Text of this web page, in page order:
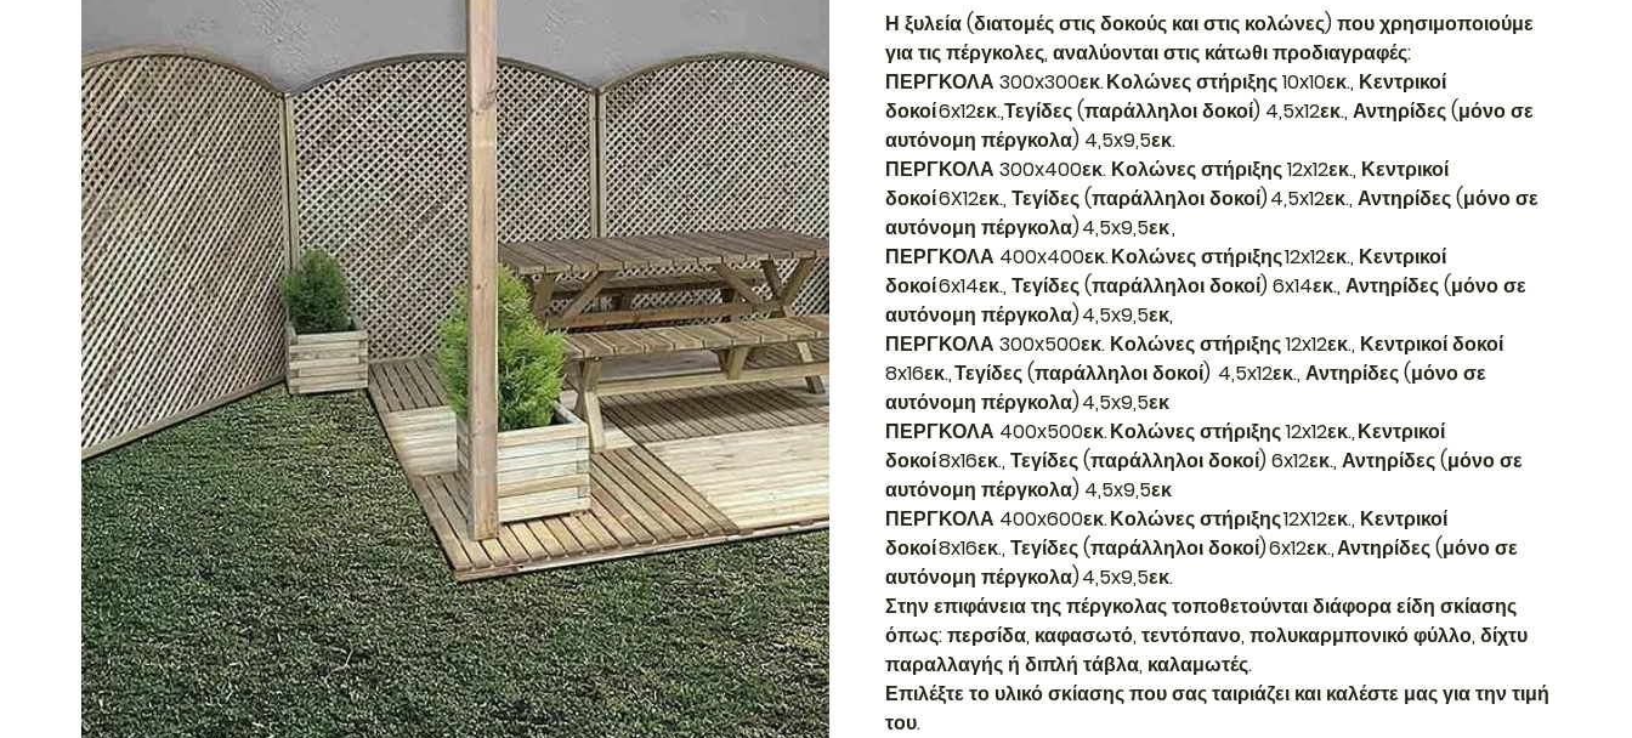
Η ξυλεία (διατομές στις δοκούς και στις κολώνες) που χρησιμοποιούμε
για τις πέργκολες, αναλύονται στις κάτωθι προδιαγραφές:
ΠΕΡΓΚΟΛΑ 300x300εκ. Κολώνες στήριξης 10x10εκ., Κεντρικοί
δοκοί 6x12εκ.,Τεγίδες (παράλληλοι δοκοί) 4,5x12εκ., Αντηρίδες (μόνο σε
αυτόνομη πέργκολα) 4,5x9,5εκ.
ΠΕΡΓΚΟΛΑ 300x400εκ. Κολώνες στήριξης 12x12εκ., Κεντρικοί
δοκοί 6X12εκ., Τεγίδες (παράλληλοι δοκοί) 4,5x12εκ., Αντηρίδες (μόνο σε
αυτόνομη πέργκολα) 4,5x9,5εκ ,
ΠΕΡΓΚΟΛΑ 400x400εκ. Κολώνες στήριξης 12x12εκ., Κεντρικοί
δοκοί 6x14εκ., Τεγίδες (παράλληλοι δοκοί) 6x14εκ., Αντηρίδες (μόνο σε
αυτόνομη πέργκολα) 4,5x9,5εκ,
ΠΕΡΓΚΟΛΑ 300x500εκ. Κολώνες στήριξης 12x12εκ., Κεντρικοί δοκοί
8x16εκ., Τεγίδες (παράλληλοι δοκοί) 4,5x12εκ., Αντηρίδες (μόνο σε
αυτόνομη πέργκολα) 4,5x9,5εκ
ΠΕΡΓΚΟΛΑ 400x500εκ. Κολώνες στήριξης 12x12εκ., Κεντρικοί
δοκοί 8x16εκ., Τεγίδες (παράλληλοι δοκοί) 6x12εκ., Αντηρίδες (μόνο σε
αυτόνομη πέργκολα) 4,5x9,5εκ
ΠΕΡΓΚΟΛΑ 400x600εκ. Κολώνες στήριξης 12X12εκ., Κεντρικοί
δοκοί 8x16εκ., Τεγίδες (παράλληλοι δοκοί) 6x12εκ., Αντηρίδες (μόνο σε
αυτόνομη πέργκολα) 4,5x9,5εκ.
Στην επιφάνεια της πέργκολας τοποθετούνται διάφορα είδη σκίασης
όπως: περσίδα, καφασωτό, τεντόπανο, πολυκαρμπονικό φύλλο, δίχτυ
παραλλαγής ή διπλή τάβλα, καλαμωτές.
Επιλέξτε το υλικό σκίασης που σας ταιριάζει και καλέστε μας για την τιμή
του.